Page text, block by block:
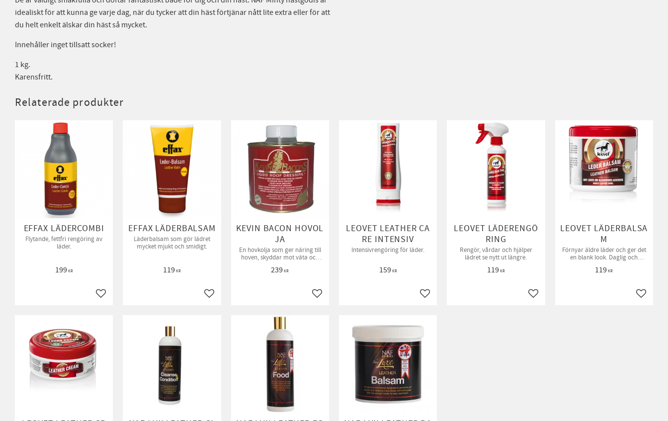
idealiskt för att kunna ge varje dag, när du tycker att din häst förtjänar nått lite extra eller för att
du helt enkelt älskar din häst så mycket.
Innehåller inget tillsatt socker!
1 kg.
Karensfritt.
Relaterade produkter
EFFAX LÄDERCOMBI
Flytande, fettfri rengöring av
läder.
199KR
Lägg till i favoriter
EFFAX LÄDERBALSAM
Läderbalsam som gör lädret
mycket mjukt och smidigt.
119KR
Lägg till i favoriter
KEVIN BACON HOVOL
JA
En hovkolja som ger näring till
hoven, skyddar mot väta och
hovtillväxten.
239KR
Lägg till i favoriter
LEOVET LEATHER CA
RE INTENSIV
Intensivrengöring för läder.
159KR
Lägg till i favoriter
LEOVET LÄDERENGÖ
RING
Rengör, vårdar och hjälper
lädret se nytt ut längre.
119KR
Lägg till i favoriter
LEOVET LÄDERBALSA
M
Förnyar äldre läder och ger det
en blank look. Daglig och
övermättnad av skinnet.
119KR
Lägg